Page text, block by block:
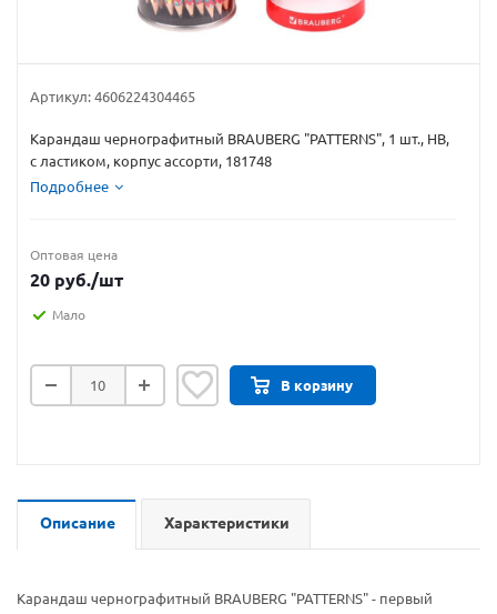
Артикул: 4606224304465
Карандаш чернографитный BRAUBERG "PATTERNS", 1 шт., HB,
с ластиком, корпус ассорти, 181748
Подробнее
Оптовая цена
20 руб./шт
Мало
В корзину
Описание Характеристики
Карандаш чернографитный BRAUBERG "PATTERNS" - первый